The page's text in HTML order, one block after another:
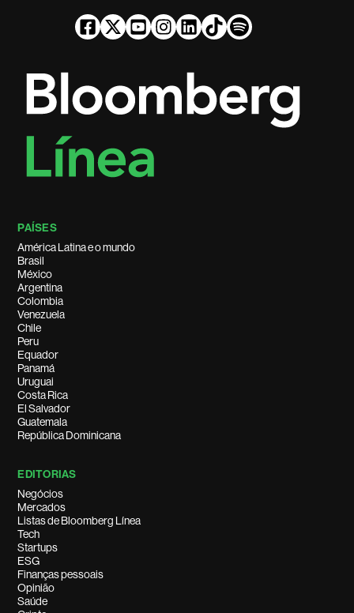
PAÍSES
América Latina e o mundo
Brasil
México
Argentina
Colombia
Venezuela
Chile
Peru
Equador
Panamá
Uruguai
Costa Rica
El Salvador
Guatemala
República Dominicana
EDITORIAS
Negócios
Mercados
Listas de Bloomberg Línea
Tech
Startups
ESG
Finanças pessoais
Opinião
Saúde